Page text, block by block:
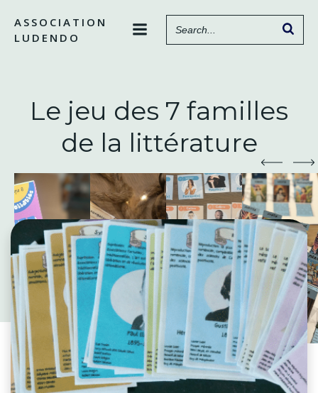
contenu
ASSOCIATION
LUDENDO
Le jeu des 7 familles
de la littérature